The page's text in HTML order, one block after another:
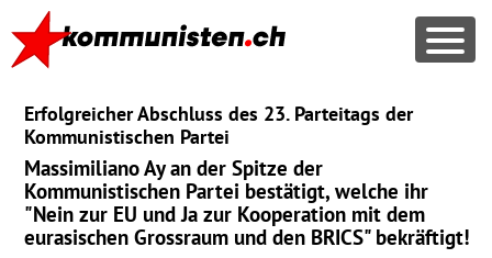
Erfolgreicher Abschluss des 23. Parteitags der
Kommunistischen Partei
Massimiliano Ay an der Spitze der
Kommunistischen Partei bestätigt, welche ihr
"Nein zur EU und Ja zur Kooperation mit dem
eurasischen Grossraum und den BRICS" bekräftigt!